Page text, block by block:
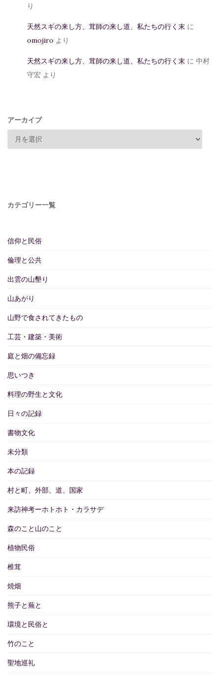
り
天然スギの来し方、茸師の来し道、私たちの行く末 に
omojiro より
天然スギの来し方、茸師の来し道、私たちの行く末 に 中村
守宏 より
アーカイブ
カテゴリー一覧
信仰と民俗
倫理と公共
出雲の山墾り
山あがり
山野で食されてきたもの
工芸・建築・美術
庭と畑の備忘録
思いつき
料理の野生と文化
日々の記録
書物文化
未分類
本の記録
村と町、外部、道、国家
来訪神考ーホトホト・カラサデ
森のこと山のこと
植物民俗
椎茸
焼畑
熊子と蕪と
環境と民俗と
竹のこと
聖地巡礼